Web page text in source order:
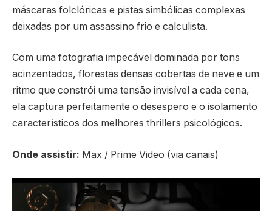
máscaras folclóricas e pistas simbólicas complexas
deixadas por um assassino frio e calculista.
Com uma fotografia impecável dominada por tons
acinzentados, florestas densas cobertas de neve e um
ritmo que constrói uma tensão invisível a cada cena,
ela captura perfeitamente o desespero e o isolamento
característicos dos melhores thrillers psicológicos.
Onde assistir: Max / Prime Video (via canais)